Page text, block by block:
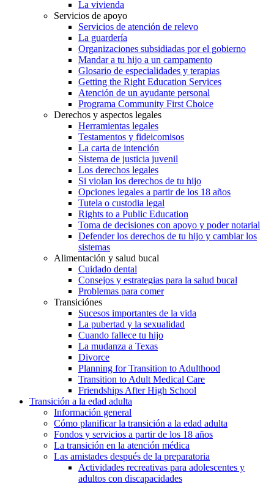
La vivienda
Servicios de apoyo
Servicios de atención de relevo
La guardería
Organizaciones subsidiadas por el gobierno
Mandar a tu hijo a un campamento
Glosario de especialidades y terapias
Getting the Right Education Services
Atención de un ayudante personal
Programa Community First Choice
Derechos y aspectos legales
Herramientas legales
Testamentos y fideicomisos
La carta de intención
Sistema de justicia juvenil
Los derechos legales
Si violan los derechos de tu hijo
Opciones legales a partir de los 18 años
Tutela o custodia legal
Rights to a Public Education
Toma de decisiones con apoyo y poder notarial
Defender los derechos de tu hijo y cambiar los
sistemas
Alimentación y salud bucal
Cuidado dental
Consejos y estrategias para la salud bucal
Problemas para comer
Transiciónes
Sucesos importantes de la vida
La pubertad y la sexualidad
Cuando fallece tu hijo
La mudanza a Texas
Divorce
Planning for Transition to Adulthood
Transition to Adult Medical Care
Friendships After High School
Transición a la edad adulta
Información general
Cómo planificar la transición a la edad adulta
Fondos y servicios a partir de los 18 años
La transición en la atención médica
Las amistades después de la preparatoria
Actividades recreativas para adolescentes y
adultos con discapacidades